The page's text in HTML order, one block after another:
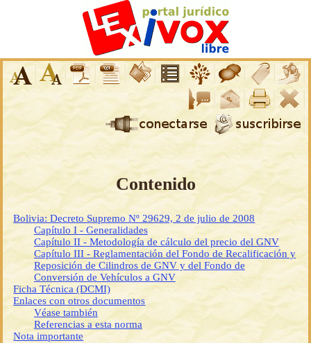
Contenido
Bolivia: Decreto Supremo Nº 29629, 2 de julio de 2008
Capítulo I - Generalidades
Capítulo II - Metodología de cálculo del precio del GNV
Capítulo III - Reglamentación del Fondo de Recalificación y
Reposición de Cilindros de GNV y del Fondo de
Conversión de Vehículos a GNV
Ficha Técnica (DCMI)
Enlaces con otros documentos
Véase también
Referencias a esta norma
Nota importante